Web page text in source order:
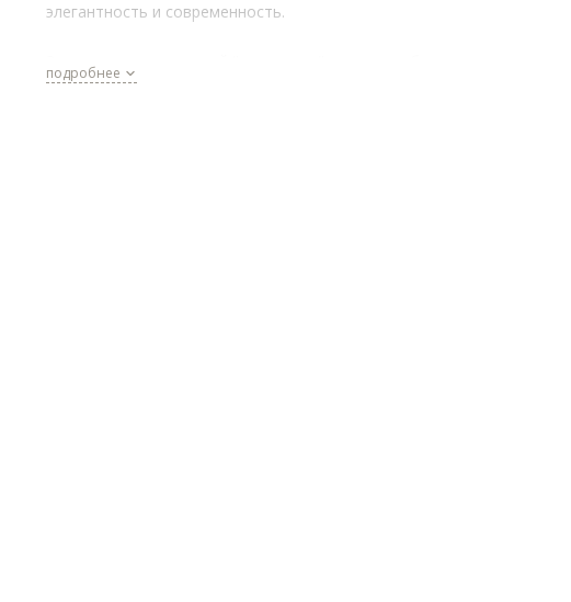
элегантность и современность.
Зонт оснащен системой "антиветер", которая обеспечивает
дополнительную защиту от ветра. Это особенно актуально в
подробнее